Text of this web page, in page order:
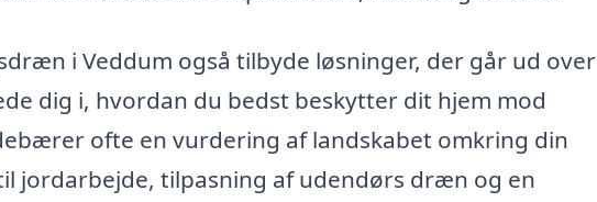
i Veddum også tilbyde løsninger, der går ud over
dig i, hvordan du bedst beskytter dit hjem mod
ofte en vurdering af landskabet omkring din
jordarbejde, tilpasning af udendørs dræn og en